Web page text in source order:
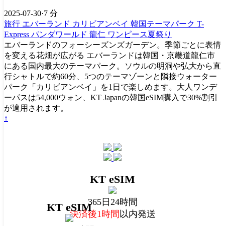
KT eSIM
2025-07-30·7 分
旅行 エバーランド カリビアンベイ 韓国テーマパーク T-
Express パンダワールド 龍仁 ワンピース夏祭り
エバーランドのフォーシーズンズガーデン。季節ごとに表情
を変える花畑が広がる エバーランドは韓国・京畿道龍仁市
にある国内最大のテーマパーク。ソウルの明洞や弘大から直
行シャトルで約60分、5つのテーマゾーンと隣接ウォーター
パーク「カリビアンベイ」を1日で楽しめます。大人ワンデ
ーパスは54,000ウォン、KT Japanの韓国eSIM購入で30%割引
が適用されます。
↑
KT eSIM
365日24時間
決済後1時間以内発送